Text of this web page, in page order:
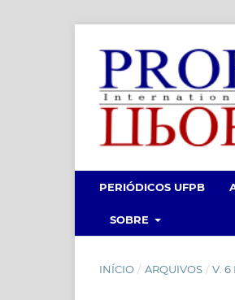
PERIÓDICOS UFPB
SOBRE
INÍCIO / ARQUIVOS / V. 6